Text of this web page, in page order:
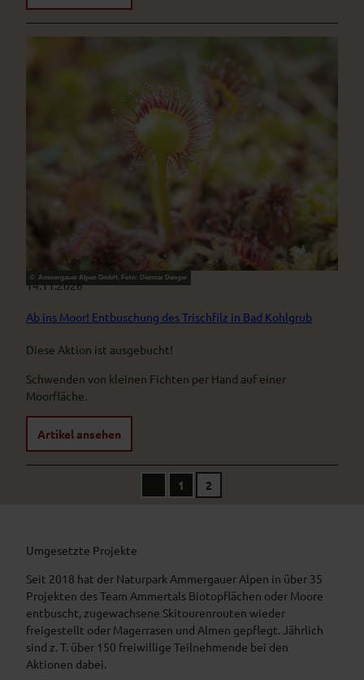
© Ammergauer Alpen GmbH, Foto: Dietmar Denger
14.11.2026
Ab ins Moor! Entbuschung des Trischfilz in Bad Kohlgrub
Diese Aktion ist ausgebucht!
Schwenden von kleinen Fichten per Hand auf einer
Moorfläche.
Artikel ansehen
o
e
S
e
i
t
e
1 2
Umgesetzte Projekte
Seit 2018 hat der Naturpark Ammergauer Alpen in über 35
Projekten des Team Ammertals Biotopflächen oder Moore
entbuscht, zugewachsene Skitourenrouten wieder
freigestellt oder Magerrasen und Almen gepflegt. Jährlich
sind z. T. über 150 freiwillige Teilnehmende bei den
Aktionen dabei.